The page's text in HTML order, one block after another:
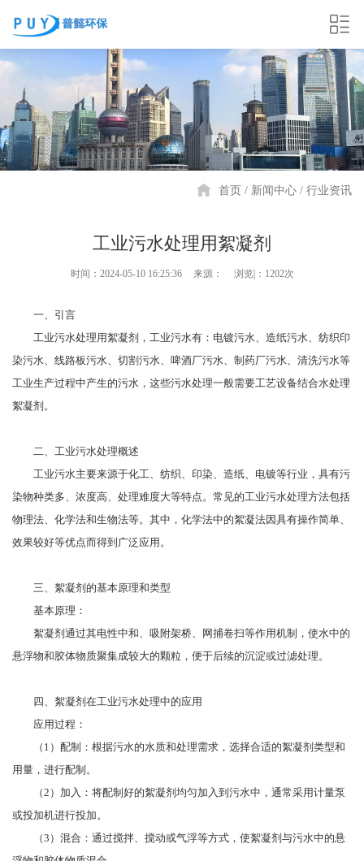
首页 新闻中心 行业资讯
工业污水处理用絮凝剂
时间：2024-05-10 16:25:36 来源： 浏览|：1202次
一、引言
工业污水处理用絮凝剂，工业污水有：电镀污水、造纸污水、纺织印
染污水、线路板污水、切割污水、啤酒厂污水、制药厂污水、清洗污水等
工业生产过程中产生的污水，这些污水处理一般需要工艺设备结合水处理
絮凝剂。
二、工业污水处理概述
工业污水主要来源于化工、纺织、印染、造纸、电镀等行业，具有污
染物种类多、浓度高、处理难度大等特点。常见的工业污水处理方法包括
物理法、化学法和生物法等。其中，化学法中的絮凝法因具有操作简单、
效果较好等优点而得到广泛应用。
三、絮凝剂的基本原理和类型
基本原理：
絮凝剂通过其电性中和、吸附架桥、网捕卷扫等作用机制，使水中的
悬浮物和胶体物质聚集成较大的颗粒，便于后续的沉淀或过滤处理。
四、絮凝剂在工业污水处理中的应用
应用过程：
（ 1）配制：根据污水的水质和处理需求，选择合适的絮凝剂类型和
用量，进行配制。
（2）加入：将配制好的絮凝剂均匀加入到污水中，通常采用计量泵
或投加机进行投加。
（3）混合：通过搅拌、搅动或气浮等方式，使絮凝剂与污水中的悬